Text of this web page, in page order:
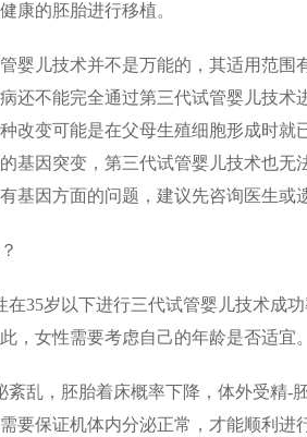
康的胚胎进行移植。
婴儿技术并不是万能的，其适用范
还不能完全通过第三代试管婴儿技
改变可能是在父母生殖细胞形成时
基因突变，第三代试管婴儿技术也
基因方面的问题，建议先咨询医生或
在35岁以下进行三代试管婴儿技术成
，女性需要考虑自己的年龄是否适宜。
紊乱，胚胎着床概率下降，体外受精-
要保证机体内分泌正常，才能顺利进